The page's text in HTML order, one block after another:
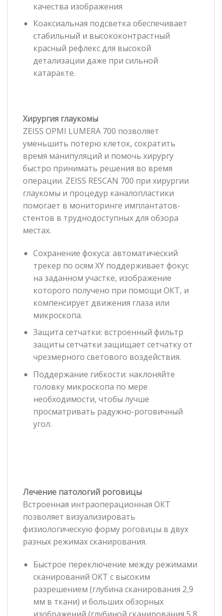
качества изображения
Коаксиальная подсветка обеспечивает
стабильный и высококонтрастный
красный рефлекс для высокой
детализации даже при сильной
катаракте.
Хирургия глаукомы
ZEISS OPMI LUMERA 700 позволяет
уменьшить потерю клеток, сократить
время манипуляций и помочь хирургу
быстро принимать решения во время
операции. ZEISS RESCAN 700 при хирургии
глаукомы и процедур каналопластики
помогает в мониторинге имплантатов-
стентов в труднодоступных для обзора
местах.
Сохранение фокуса: автоматический
трекер по осям XY поддерживает фокус
на заданном участке, изображение
которого получено при помощи OКT, и
компенсирует движения глаза или
микроскопа.
Защита сетчатки: встроенный фильтр
защиты сетчатки защищает сетчатку от
чрезмерного светового воздействия.
Поддержание гибкости: наклоняйте
головку микроскопа по мере
необходимости, чтобы лучше
просматривать радужно-роговичный
угол.
Лечение патологий роговицы
Встроенная интраоперационная OКТ
позволяет визуализировать
физиологическую форму роговицы в двух
разных режимах сканирования.
Быстрое переключение между режимами
сканирований OКT с высоким
разрешением (глубина сканирования 2,9
мм в ткани) и больших обзорных